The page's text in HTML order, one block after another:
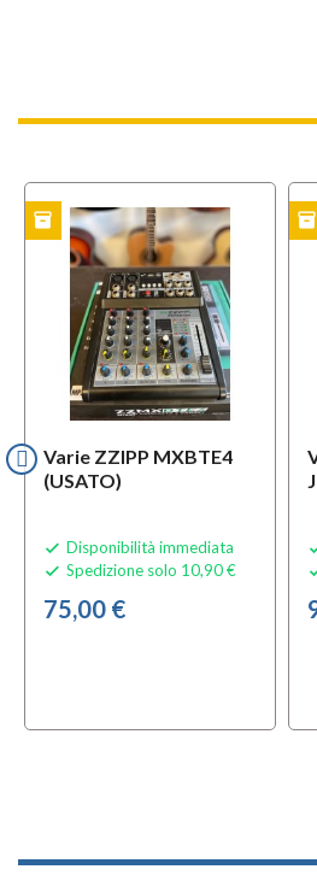
Varie ZZIPP MXBTE4
(USATO)
 Disponibilità immediata
 Spedizione solo 10,90 €
75,00 €
inventory USATO inventory